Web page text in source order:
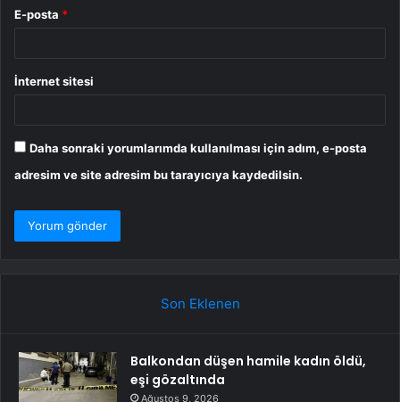
E-posta *
İnternet sitesi
Daha sonraki yorumlarımda kullanılması için adım, e-posta
adresim ve site adresim bu tarayıcıya kaydedilsin.
Son Eklenen
Balkondan düşen hamile kadın öldü,
eşi gözaltında
Ağustos 9, 2026